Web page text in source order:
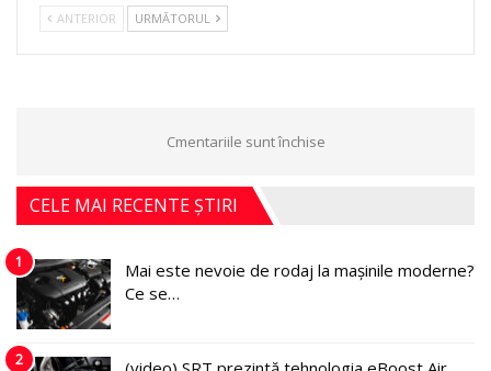
ANTERIOR URMĂTORUL
Cmentariile sunt închise
CELE MAI RECENTE ȘTIRI
1
Mai este nevoie de rodaj la mașinile moderne?
Ce se…
2